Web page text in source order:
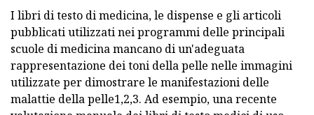
I libri di testo di medicina, le dispense e gli articoli
pubblicati utilizzati nei programmi delle principali
scuole di medicina mancano di un'adeguata
rappresentazione dei toni della pelle nelle immagini
utilizzate per dimostrare le manifestazioni delle
malattie della pelle1,2,3. Ad esempio, una recente